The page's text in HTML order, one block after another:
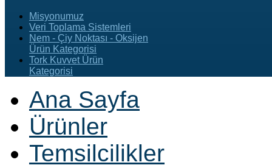
Misyonumuz
Veri Toplama Sistemleri
Nem - Çiy Noktası - Oksijen
Ürün Kategorisi
Tork Kuvvet Ürün
Kategorisi
Ana Sayfa
Ürünler
Temsilcilikler